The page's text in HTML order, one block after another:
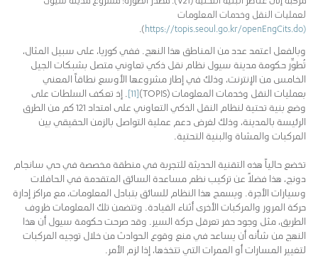
لعمليات النقل وخدمات المعلومات
(https://topis.seoul.go.kr/openEngCits.do
).
وبالفعل اعتمد عدد من المناطق هذا النهج. ففي كوريا، على سبيل المثال،
تُطوِّر حكومة مدينة سيول نظام نقل ذكي تعاوني متصل بشبكات الجيل
الخامس من الإنترنت، وذلك في إطار مشروعها الأوسع نطاقاً المعني
بعمليات النقل وخدمات المعلومات (TOPIS)
[11]
. إذ تعكف السلطات على
وضع بنية تحتية لنظام النقل الذكي التعاوني على امتداد 121 كم من الطرق
الرئيسة بالمدينة، وذلك لغرض دعم عملية التواصل بالزمن الحقيقي بين
المركبات والمشاة والبنية التحتية.
تخضع حالياً هذه التقنية الحديثة للتجربة في منطقة مخصصة في حي سانجام
دونج، هذا فضلاً عن تركيب نظم مساعدة السائق المتقدمة في الحافلات
وسيارات الأجرة. ويسمح هذا النظام للسائق بتبادل المعلومات، مع مراكز إدارة
حركة المرور والمركبات الأخرى أثناء القيادة. وتتضمن تلك المعلومات ظروف
الطريق، مثل وجود حفر تعرقل حركة السير. وقد صرحت حكومة سيول أن هذا
النهج من شأنه أن يساعد في منع وقوع الحوادث من خلال توجيه المركبات
لتغيير المسارات أو الممرات التي تتخذها، إذا لزم الأمر.